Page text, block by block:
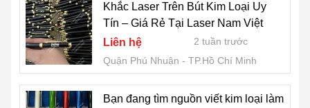
Khắc Laser Trên Bút Kim Loại Uy
Tín – Giá Rẻ Tại Laser Nam Việt
Liên hệ
2 tuần trước
Quận Phú Nhuận
TP.Hồ Chí Minh
Bạn đang tìm nguồn viết kim loại làm